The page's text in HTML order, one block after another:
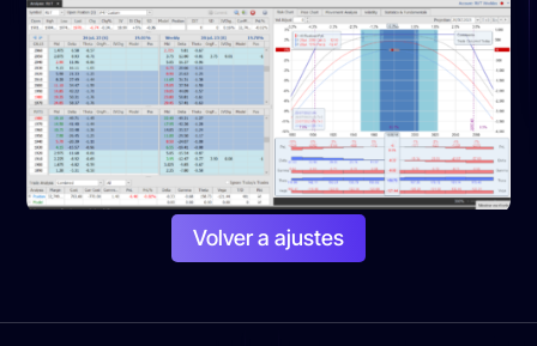
Volver a ajustes